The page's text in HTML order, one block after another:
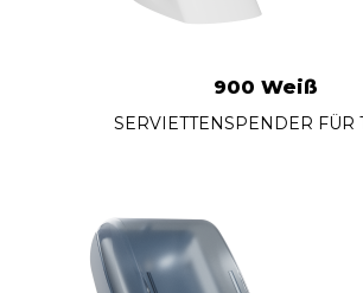
900 Weiß
SERVIETTENSPENDER FÜR